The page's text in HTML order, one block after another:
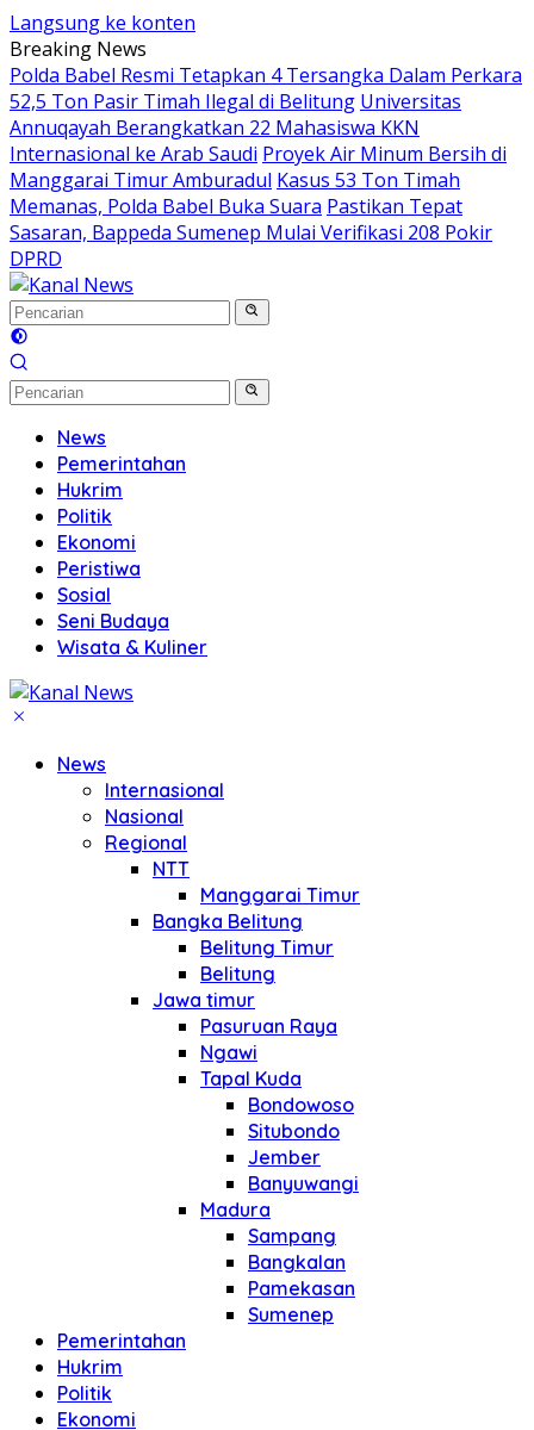
Langsung ke konten
Breaking News
Polda Babel Resmi Tetapkan 4 Tersangka Dalam Perkara
52,5 Ton Pasir Timah Ilegal di Belitung Universitas
Annuqayah Berangkatkan 22 Mahasiswa KKN
Internasional ke Arab Saudi Proyek Air Minum Bersih di
Manggarai Timur Amburadul Kasus 53 Ton Timah
Memanas, Polda Babel Buka Suara Pastikan Tepat
Sasaran, Bappeda Sumenep Mulai Verifikasi 208 Pokir
DPRD
News
Pemerintahan
Hukrim
Politik
Ekonomi
Peristiwa
Sosial
Seni Budaya
Wisata & Kuliner
News
Internasional
Nasional
Regional
NTT
Manggarai Timur
Bangka Belitung
Belitung Timur
Belitung
Jawa timur
Pasuruan Raya
Ngawi
Tapal Kuda
Bondowoso
Situbondo
Jember
Banyuwangi
Madura
Sampang
Bangkalan
Pamekasan
Sumenep
Pemerintahan
Hukrim
Politik
Ekonomi